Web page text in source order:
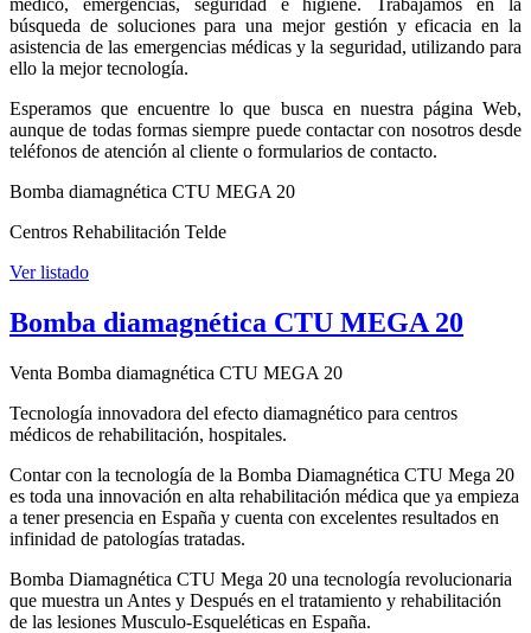
médico, emergencias, seguridad e higiene. Trabajamos en la
búsqueda de soluciones para una mejor gestión y eficacia en la
asistencia de las emergencias médicas y la seguridad, utilizando para
ello la mejor tecnología.
Esperamos que encuentre lo que busca en nuestra página Web,
aunque de todas formas siempre puede contactar con nosotros desde
teléfonos de atención al cliente o formularios de contacto.
Bomba diamagnética CTU MEGA 20
Centros Rehabilitación Telde
Ver listado
Bomba diamagnética CTU MEGA 20
Venta Bomba diamagnética CTU MEGA 20
Tecnología innovadora del efecto diamagnético para centros
médicos de rehabilitación, hospitales.
Contar con la tecnología de la Bomba Diamagnética CTU Mega 20
es toda una innovación en alta rehabilitación médica que ya empieza
a tener presencia en España y cuenta con excelentes resultados en
infinidad de patologías tratadas.
Bomba Diamagnética CTU Mega 20 una tecnología revolucionaria
que muestra un Antes y Después en el tratamiento y rehabilitación
de las lesiones Musculo-Esqueléticas en España.